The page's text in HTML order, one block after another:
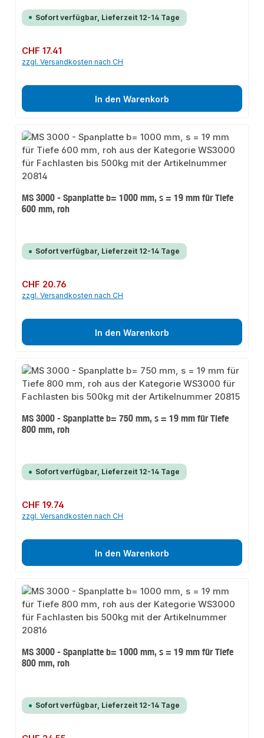
Sofort verfügbar, Lieferzeit 12-14 Tage
Regulärer Preis:
CHF 17.41
zzgl. Versandkosten nach CH
In den Warenkorb
MS 3000 - Spanplatte b= 1000 mm, s = 19 mm für Tiefe
600 mm, roh
Sofort verfügbar, Lieferzeit 12-14 Tage
Regulärer Preis:
CHF 20.76
zzgl. Versandkosten nach CH
In den Warenkorb
MS 3000 - Spanplatte b= 750 mm, s = 19 mm für Tiefe
800 mm, roh
Sofort verfügbar, Lieferzeit 12-14 Tage
Regulärer Preis:
CHF 19.74
zzgl. Versandkosten nach CH
In den Warenkorb
MS 3000 - Spanplatte b= 1000 mm, s = 19 mm für Tiefe
800 mm, roh
Sofort verfügbar, Lieferzeit 12-14 Tage
Regulärer Preis: